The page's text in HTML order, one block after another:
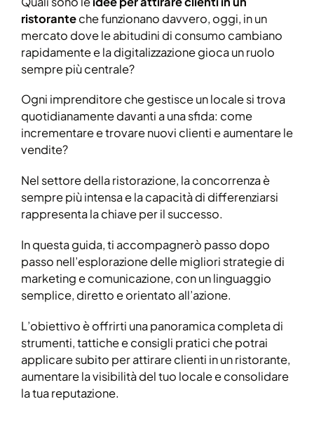
ristoranteche funzionano davvero, oggi, in un
mercato dove le abitudini di consumo cambiano
rapidamente e la digitalizzazione gioca un ruolo
sempre più centrale?
Ogni imprenditore che gestisce un locale si trova
quotidianamente davanti a una sfida: come
incrementare e trovare nuovi clienti e aumentare le
vendite?
Nel settore della ristorazione, la concorrenza è
sempre più intensa e la capacità di differenziarsi
rappresenta la chiave per il successo.
In questa guida, ti accompagnerò passo dopo
passo nell’esplorazione delle migliori strategie di
marketing e comunicazione, con un linguaggio
semplice, diretto e orientato all’azione.
L’obiettivo è offrirti una panoramica completa di
strumenti, tattiche e consigli pratici che potrai
applicare subito per attirare clienti in un ristorante,
aumentare la visibilità del tuo locale e consolidare
la tua reputazione.